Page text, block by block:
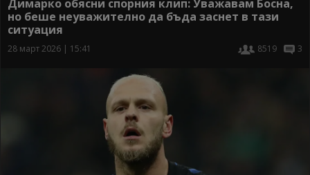
Димарко обясни спорния клип: Уважавам Босна,
но беше неуважително да бъда заснет в тази
ситуация
28 март 2026 | 15:41 8519 3